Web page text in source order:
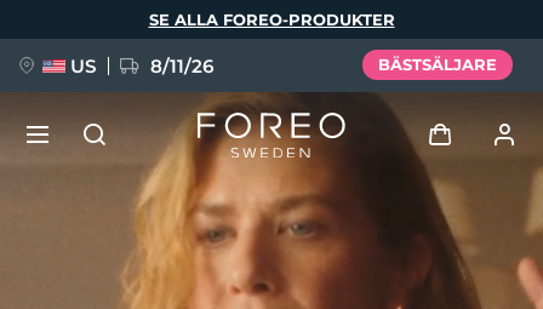
SE ALLA FOREO-PRODUKTER
US 8/11/26 BÄSTSÄLJARE
Logga in
Användarprofil
BREAKING NEWS